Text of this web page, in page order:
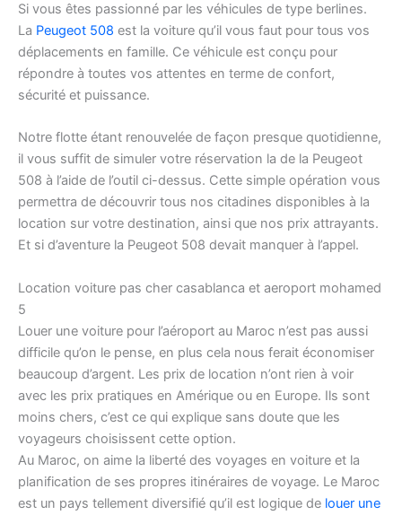
Si vous êtes passionné par les véhicules de type berlines.
La Peugeot 508 est la voiture qu’il vous faut pour tous vos
déplacements en famille. Ce véhicule est conçu pour
répondre à toutes vos attentes en terme de confort,
sécurité et puissance.
Notre flotte étant renouvelée de façon presque quotidienne,
il vous suffit de simuler votre réservation la de la Peugeot
508 à l’aide de l’outil ci-dessus. Cette simple opération vous
permettra de découvrir tous nos citadines disponibles à la
location sur votre destination, ainsi que nos prix attrayants.
Et si d’aventure la Peugeot 508 devait manquer à l’appel.
Location voiture pas cher casablanca et aeroport mohamed
5
Louer une voiture pour l’aéroport au Maroc n’est pas aussi
difficile qu’on le pense, en plus cela nous ferait économiser
beaucoup d’argent. Les prix de location n’ont rien à voir
avec les prix pratiques en Amérique ou en Europe. Ils sont
moins chers, c’est ce qui explique sans doute que les
voyageurs choisissent cette option.
Au Maroc, on aime la liberté des voyages en voiture et la
planification de ses propres itinéraires de voyage. Le Maroc
est un pays tellement diversifié qu’il est logique de louer une